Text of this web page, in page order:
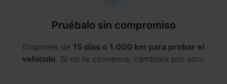
Pruébalo sin compromiso
Dispones de 15 días o 1.000 km para probar el
vehículo. Si no te convence, cámbialo por otro.